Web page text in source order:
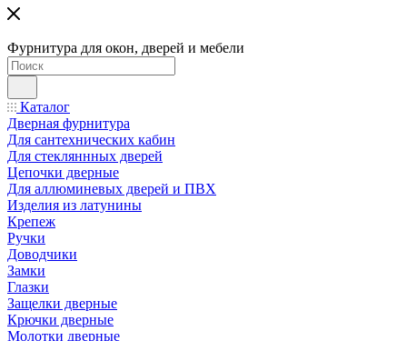
Фурнитура для окон, дверей и мебели
Каталог
Дверная фурнитура
Для сантехнических кабин
Для стекляннных дверей
Цепочки дверные
Для аллюминевых дверей и ПВХ
Изделия из латунины
Крепеж
Ручки
Доводчики
Замки
Глазки
Защелки дверные
Крючки дверные
Молотки дверные